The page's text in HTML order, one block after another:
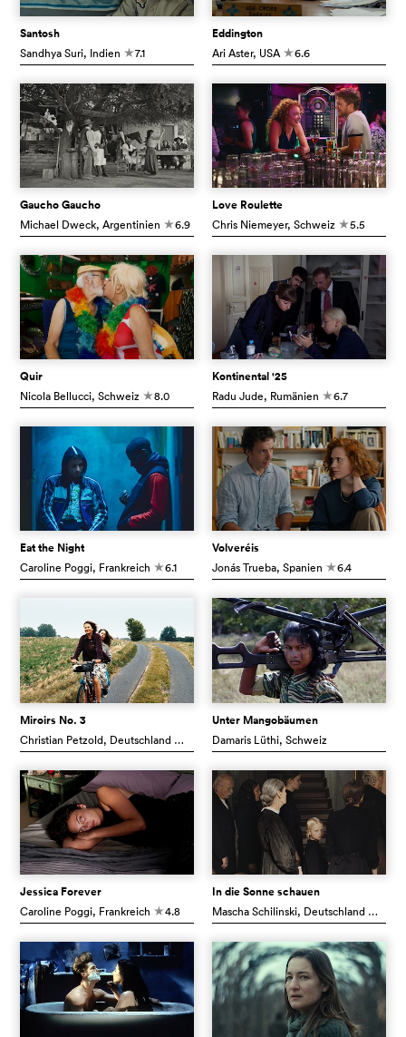
Santosh
Sandhya Suri, Indien c7.1
Eddington
Ari Aster, USA c6.6
Gaucho Gaucho
Michael Dweck, Argentinien c6.9
Love Roulette
Chris Niemeyer, Schweiz c5.5
Quir
Nicola Bellucci, Schweiz c8.0
Kontinental '25
Radu Jude, Rumänien c6.7
Eat the Night
Caroline Poggi, Frankreich c6.1
Volveréis
Jonás Trueba, Spanien c6.4
Miroirs No. 3
Christian Petzold, Deutschland
Unter Mangobäumen
Damaris Lüthi, Schweiz
Jessica Forever
Caroline Poggi, Frankreich c4.8
In die Sonne schauen
Mascha Schilinski, Deutschland